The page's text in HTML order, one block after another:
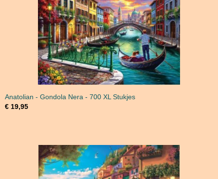
Anatolian - Gondola Nera - 700 XL Stukjes
€ 19,95